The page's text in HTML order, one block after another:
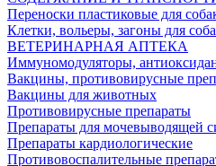
Переноски пластиковые для
Клетки, вольеры, загоны для
ВЕТЕРИНАРНАЯ АПТЕКА
Иммуномодуляторы,
Вакцины, противовирусные
Вакцины для животных
Противовирусные препараты
Препараты для мочевыводящей
Препараты кардиологические
Противовоспалительные